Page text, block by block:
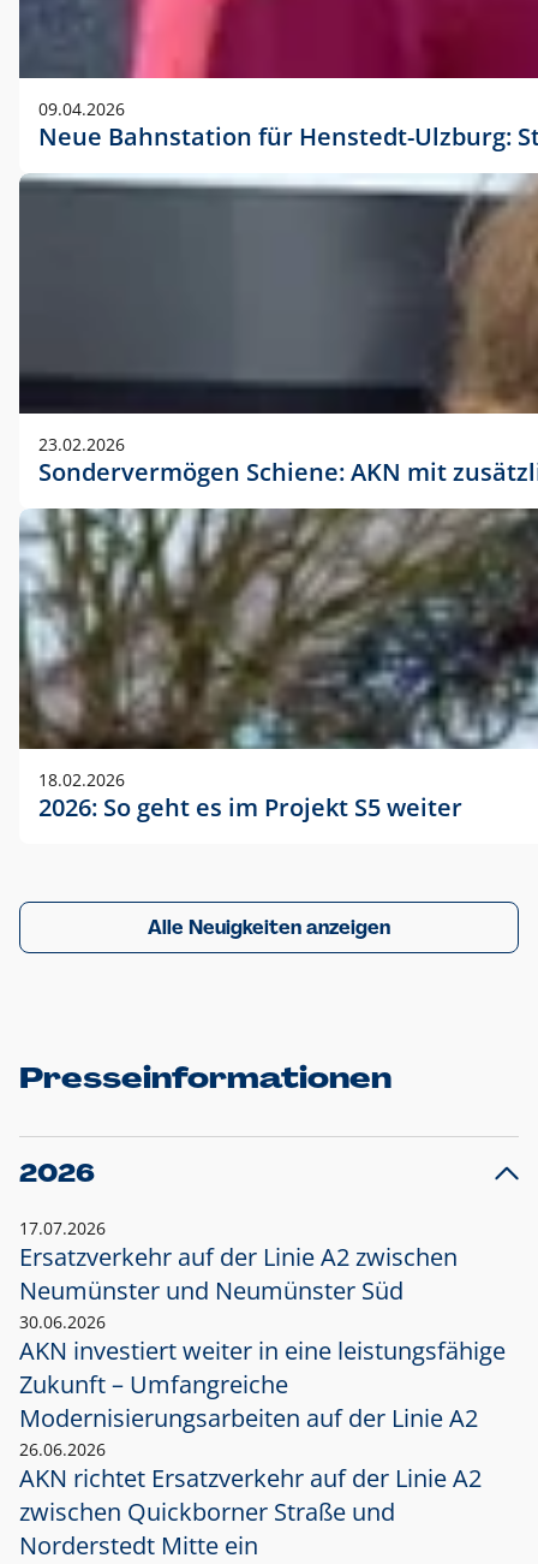
09.04.2026
Neue Bahnstation für Henstedt-Ulzburg:
23.02.2026
Sondervermögen Schiene: AKN mit
18.02.2026
2026: So geht es im Projekt S5 weiter
Alle Neuigkeiten anzeigen
Presseinformationen
2026
17.07.2026
Ersatzverkehr auf der Linie A2 zwischen
Neumünster und Neumünster Süd
30.06.2026
AKN investiert weiter in eine leistungsfähige
Zukunft – Umfangreiche
Modernisierungsarbeiten auf der Linie A2
26.06.2026
AKN richtet Ersatzverkehr auf der Linie A2
zwischen Quickborner Straße und
Norderstedt Mitte ein